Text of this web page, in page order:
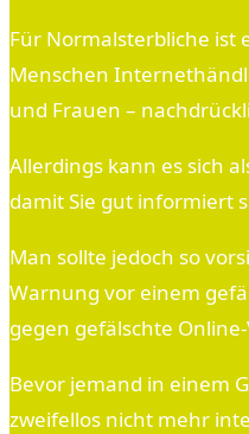
Für Normalsterbliche ist
Menschen
und Frauen –
Allerdings kann es sich
damit Sie gut informiert
Man sollte jedoch so
Warnung vor einem
gegen gefälschte
Bevor jemand in einem
zweifellos nicht mehr